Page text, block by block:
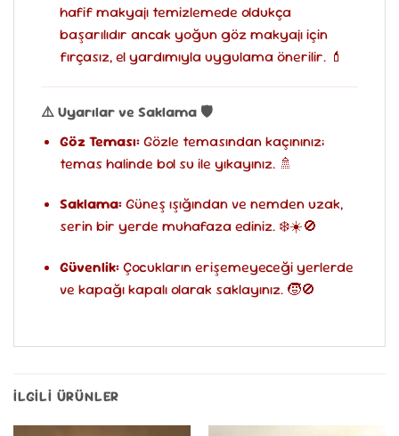
hafif makyajı temizlemede oldukça
başarılıdır ancak yoğun göz makyajı için
fırçasız, el yardımıyla uygulama önerilir. 💄
⚠️ Uyarılar ve Saklama 🛡️
Göz Teması:Gözle temasından kaçınınız;
temas halinde bol su ile yıkayınız. 🚿
Saklama:Güneş ışığından ve nemden uzak,
serin bir yerde muhafaza ediniz. ❄️☀️🚫
Güvenlik:Çocukların erişemeyeceği yerlerde
ve kapağı kapalı olarak saklayınız. 🧒🚫
İLGILI ÜRÜNLER